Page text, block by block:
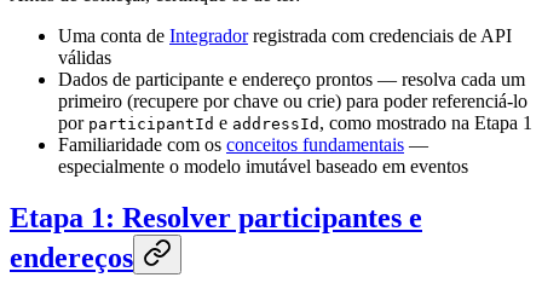
Uma conta de Integradorregistrada com credenciais de API
válidas
Dados de participante e endereço prontos — resolva cada um
primeiro (recupere por chave ou crie) para poder referenciá-lo
por participantId e addressId , como mostrado na Etapa 1
Familiaridade com os conceitos fundamentais —
especialmente o modelo imutável baseado em eventos
Etapa 1: Resolver participantes e
endereços